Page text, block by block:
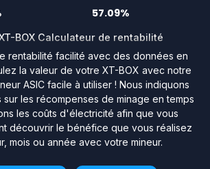
57.09%
BOX Calculateur de rentabilité
rentabilité facilité avec des données en
la valeur de votre XT-BOX avec notre
ASIC facile à utiliser ! Nous indiquons
les récompenses de minage en temps
les coûts d'électricité afin que vous
découvrir le bénéfice que vous réalisez
mois ou année avec votre mineur.